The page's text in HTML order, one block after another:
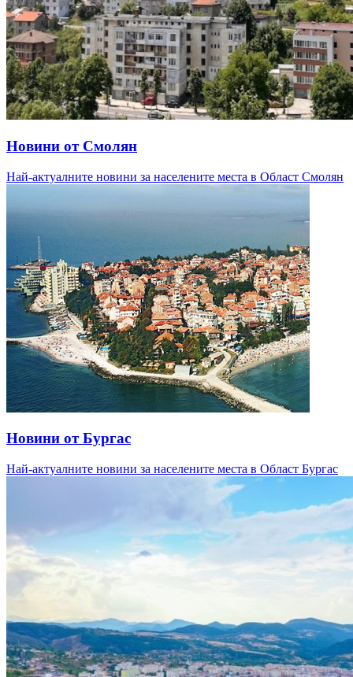
Новини от Смолян
Най-актуалните новини за населените места в Област Смолян
Новини от Бургас
Най-актуалните новини за населените места в Област Бургас